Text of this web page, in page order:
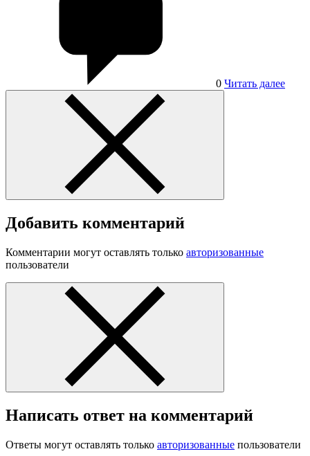
0 Читать далее
Добавить комментарий
Комментарии могут оставлять только авторизованные
пользователи
Написать ответ на комментарий
Ответы могут оставлять только авторизованные пользователи